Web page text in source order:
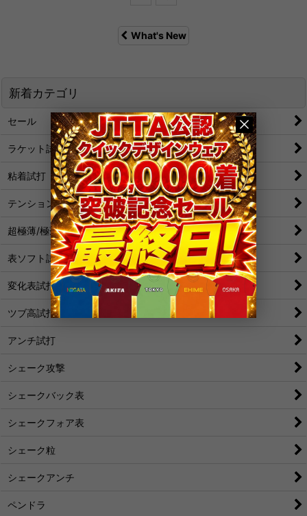
What's New
新着カテゴリ
セール
ラケット試打
粘着試打
テンション試打
超極薄/極薄試打
表ソフト試打
変化表試打
ツブ高試打
アンチ試打
シェーク攻撃
シェークバック表
シェークフォア表
シェーク粒
シェークアンチ
ペンドラ